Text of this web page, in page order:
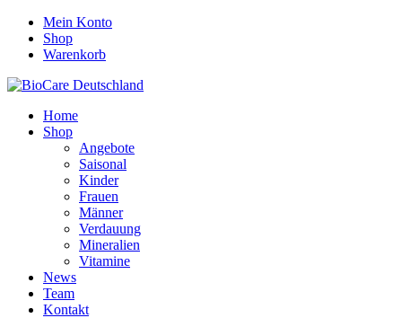
Mein Konto
Shop
Warenkorb
Home
Shop
Angebote
Saisonal
Kinder
Frauen
Männer
Verdauung
Mineralien
Vitamine
News
Team
Kontakt